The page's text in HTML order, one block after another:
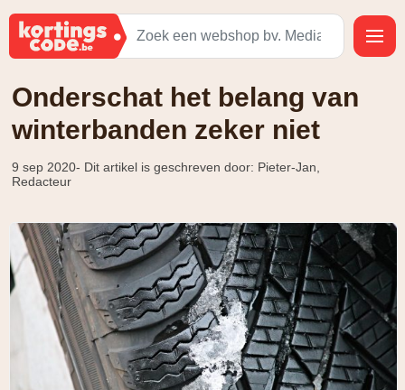
Onderschat het belang van
winterbanden zeker niet
9 sep 2020- Dit artikel is geschreven door: Pieter-Jan,
Redacteur